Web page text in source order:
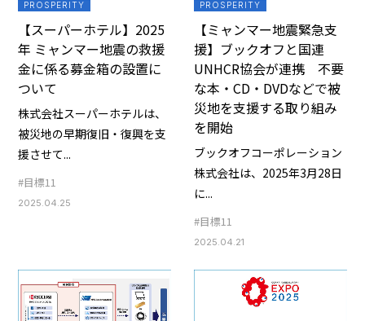
PROSPERITY
【スーパーホテル】2025
年 ミャンマー地震の救援
金に係る募金箱の設置に
ついて
株式会社スーパーホテルは、
被災地の早期復旧・復興を支
援させて...
#目標11
2025.04.25
PROSPERITY
【ミャンマー地震緊急支
援】ブックオフと国連
UNHCR協会が連携 不要
な本・CD・DVDなどで被
災地を支援する取り組み
を開始
ブックオフコーポレーション
株式会社は、2025年3月28日
に...
#目標11
2025.04.21